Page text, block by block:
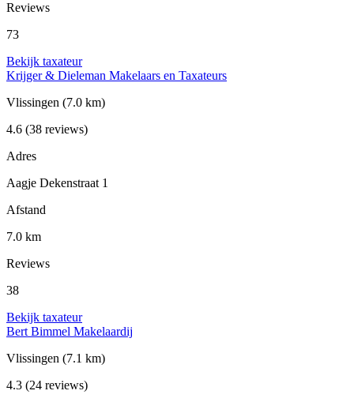
Reviews
73
Bekijk taxateur
Krijger & Dieleman Makelaars en Taxateurs
Vlissingen (7.0 km)
4.6 (38 reviews)
Adres
Aagje Dekenstraat 1
Afstand
7.0 km
Reviews
38
Bekijk taxateur
Bert Bimmel Makelaardij
Vlissingen (7.1 km)
4.3 (24 reviews)